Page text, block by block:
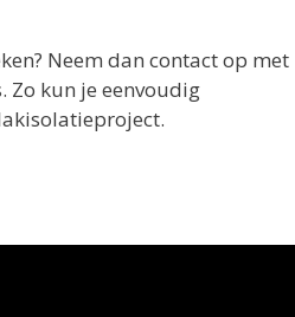
Neem dan contact op met
Zo kun je eenvoudig